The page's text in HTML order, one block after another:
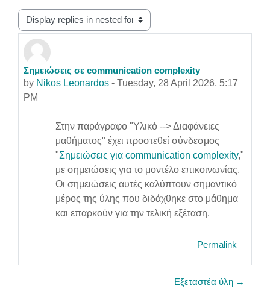
Display mode
Σημειώσεις σε communication complexity
by Nikos Leonardos - Tuesday, 28 April 2026, 5:17
PM
Number of replies: 0
Στην παράγραφο "Υλικό --> Διαφάνειες
μαθήματος" έχει προστεθεί σύνδεσμος
"Σημειώσεις για communication complexity,"
με σημειώσεις για το μοντέλο επικοινωνίας.
Οι σημειώσεις αυτές καλύπτουν σημαντικό
μέρος της ύλης που διδάχθηκε στο μάθημα
και επαρκούν για την τελική εξέταση.
Permalink
Εξεταστέα ύλη →